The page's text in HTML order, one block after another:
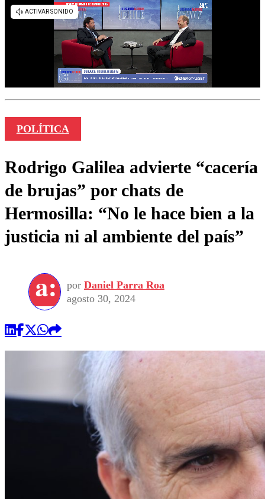
POLÍTICA
Rodrigo Galilea advierte “cacería
de brujas” por chats de
Hermosilla: “No le hace bien a la
justicia ni al ambiente del país”
por Daniel Parra Roa
agosto 30, 2024